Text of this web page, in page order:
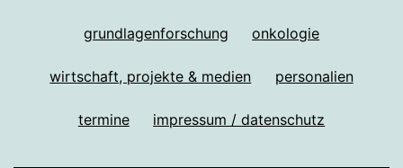
grundlagenforschung onkologie
wirtschaft, projekte & medien personalien
termine impressum / datenschutz